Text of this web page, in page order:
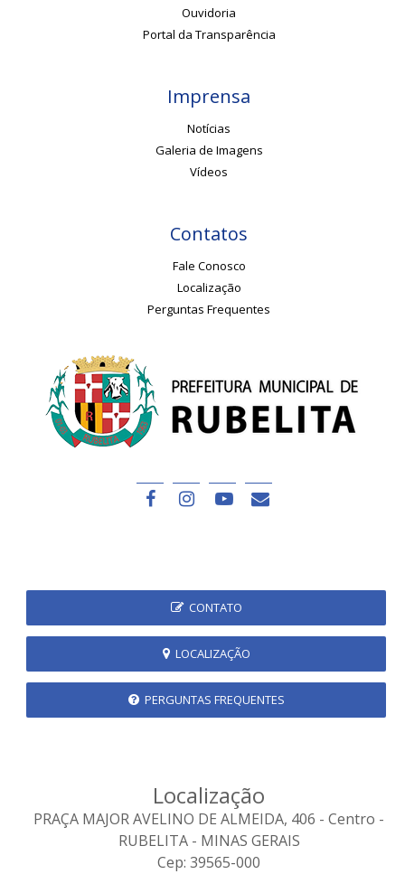
Ouvidoria
Portal da Transparência
Imprensa
Notícias
Galeria de Imagens
Vídeos
Contatos
Fale Conosco
Localização
Perguntas Frequentes
CONTATO
LOCALIZAÇÃO
PERGUNTAS FREQUENTES
Localização
PRAÇA MAJOR AVELINO DE ALMEIDA, 406 - Centro -
RUBELITA - MINAS GERAIS
Cep: 39565-000